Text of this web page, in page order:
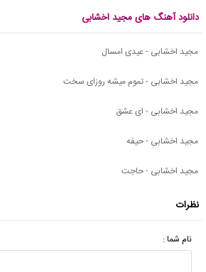
دانلود آهنگ های مجید اخشابی
مجید اخشابی - عیدی امسال
مجید اخشابی - تموم میشه روزای سخت
مجید اخشابی - ای عشق
مجید اخشابی - حیفه
مجید اخشابی - حاجت
نظرات
نام شما :